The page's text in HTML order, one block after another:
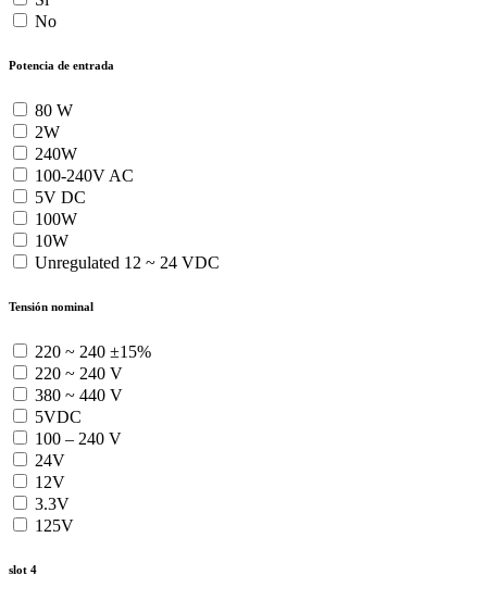
No
Potencia de entrada
80 W
2W
240W
100-240V AC
5V DC
100W
10W
Unregulated 12 ~ 24 VDC
Tensión nominal
220 ~ 240 ±15%
220 ~ 240 V
380 ~ 440 V
5VDC
100 – 240 V
24V
12V
3.3V
125V
slot 4